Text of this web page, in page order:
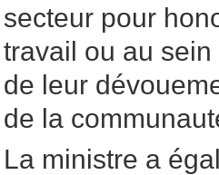
secteur pour
travail ou au
de leur
de la
La ministre a